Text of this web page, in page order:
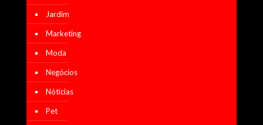
Jardim
Marketing
Moda
Negócios
Nótícias
Pet